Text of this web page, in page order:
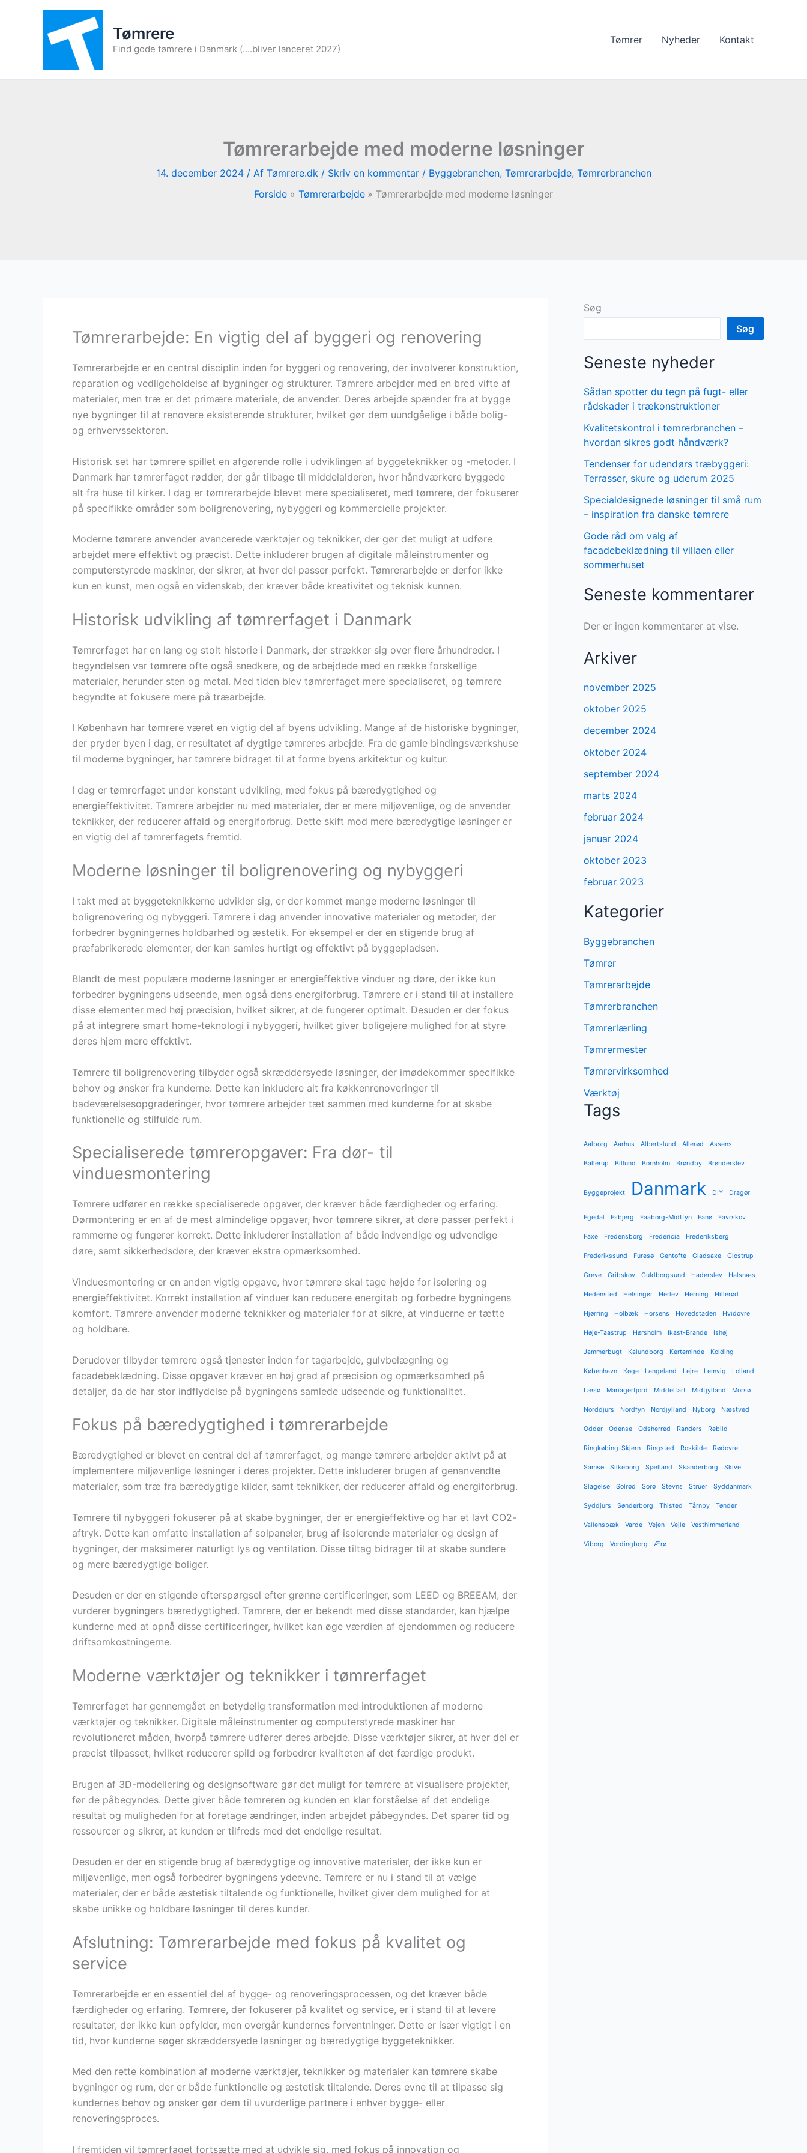
Tømrere
Find gode tømrere i Danmark (....bliver lanceret 2027)
Tømrer Nyheder Kontakt
Tømrerarbejde med moderne løsninger
14. december 2024 / Af Tømrere.dk / Skriv en kommentar / Byggebranchen, Tømrerarbejde, Tømrerbranchen
Forside
Tømrerarbejde Tømrerarbejde med moderne løsninger
Tømrerarbejde: En vigtig del af byggeri og renovering
Tømrerarbejde er en central disciplin inden for byggeri og renovering, der involverer konstruktion,
reparation og vedligeholdelse af bygninger og strukturer. Tømrere arbejder med en bred vifte af
materialer, men træ er det primære materiale, de anvender. Deres arbejde spænder fra at bygge
nye bygninger til at renovere eksisterende strukturer, hvilket gør dem uundgåelige i både bolig-
og erhvervssektoren.
Historisk set har tømrere spillet en afgørende rolle i udviklingen af byggeteknikker og -metoder. I
Danmark har tømrerfaget rødder, der går tilbage til middelalderen, hvor håndværkere byggede
alt fra huse til kirker. I dag er tømrerarbejde blevet mere specialiseret, med tømrere, der fokuserer
på specifikke områder som boligrenovering, nybyggeri og kommercielle projekter.
Moderne tømrere anvender avancerede værktøjer og teknikker, der gør det muligt at udføre
arbejdet mere effektivt og præcist. Dette inkluderer brugen af digitale måleinstrumenter og
computerstyrede maskiner, der sikrer, at hver del passer perfekt. Tømrerarbejde er derfor ikke
kun en kunst, men også en videnskab, der kræver både kreativitet og teknisk kunnen.
Historisk udvikling af tømrerfaget i Danmark
Tømrerfaget har en lang og stolt historie i Danmark, der strækker sig over flere århundreder. I
begyndelsen var tømrere ofte også snedkere, og de arbejdede med en række forskellige
materialer, herunder sten og metal. Med tiden blev tømrerfaget mere specialiseret, og tømrere
begyndte at fokusere mere på træarbejde.
I København har tømrere været en vigtig del af byens udvikling. Mange af de historiske bygninger,
der pryder byen i dag, er resultatet af dygtige tømreres arbejde. Fra de gamle bindingsværkshuse
til moderne bygninger, har tømrere bidraget til at forme byens arkitektur og kultur.
I dag er tømrerfaget under konstant udvikling, med fokus på bæredygtighed og
energieffektivitet. Tømrere arbejder nu med materialer, der er mere miljøvenlige, og de anvender
teknikker, der reducerer affald og energiforbrug. Dette skift mod mere bæredygtige løsninger er
en vigtig del af tømrerfagets fremtid.
Moderne løsninger til boligrenovering og nybyggeri
I takt med at byggeteknikkerne udvikler sig, er der kommet mange moderne løsninger til
boligrenovering og nybyggeri. Tømrere i dag anvender innovative materialer og metoder, der
forbedrer bygningernes holdbarhed og æstetik. For eksempel er der en stigende brug af
præfabrikerede elementer, der kan samles hurtigt og effektivt på byggepladsen.
Blandt de mest populære moderne løsninger er energieffektive vinduer og døre, der ikke kun
forbedrer bygningens udseende, men også dens energiforbrug. Tømrere er i stand til at installere
disse elementer med høj præcision, hvilket sikrer, at de fungerer optimalt. Desuden er der fokus
på at integrere smart home-teknologi i nybyggeri, hvilket giver boligejere mulighed for at styre
deres hjem mere effektivt.
Tømrere til boligrenovering tilbyder også skræddersyede løsninger, der imødekommer specifikke
behov og ønsker fra kunderne. Dette kan inkludere alt fra køkkenrenoveringer til
badeværelsesopgraderinger, hvor tømrere arbejder tæt sammen med kunderne for at skabe
funktionelle og stilfulde rum.
Specialiserede tømreropgaver: Fra dør- til
vinduesmontering
Tømrere udfører en række specialiserede opgaver, der kræver både færdigheder og erfaring.
Dørmontering er en af de mest almindelige opgaver, hvor tømrere sikrer, at døre passer perfekt i
rammerne og fungerer korrekt. Dette inkluderer installation af både indvendige og udvendige
døre, samt sikkerhedsdøre, der kræver ekstra opmærksomhed.
Vinduesmontering er en anden vigtig opgave, hvor tømrere skal tage højde for isolering og
energieffektivitet. Korrekt installation af vinduer kan reducere energitab og forbedre bygningens
komfort. Tømrere anvender moderne teknikker og materialer for at sikre, at vinduerne er tætte
og holdbare.
Derudover tilbyder tømrere også tjenester inden for tagarbejde, gulvbelægning og
facadebeklædning. Disse opgaver kræver en høj grad af præcision og opmærksomhed på
detaljer, da de har stor indflydelse på bygningens samlede udseende og funktionalitet.
Fokus på bæredygtighed i tømrerarbejde
Bæredygtighed er blevet en central del af tømrerfaget, og mange tømrere arbejder aktivt på at
implementere miljøvenlige løsninger i deres projekter. Dette inkluderer brugen af genanvendte
materialer, som træ fra bæredygtige kilder, samt teknikker, der reducerer affald og energiforbrug.
Tømrere til nybyggeri fokuserer på at skabe bygninger, der er energieffektive og har et lavt CO2-
aftryk. Dette kan omfatte installation af solpaneler, brug af isolerende materialer og design af
bygninger, der maksimerer naturligt lys og ventilation. Disse tiltag bidrager til at skabe sundere
og mere bæredygtige boliger.
Desuden er der en stigende efterspørgsel efter grønne certificeringer, som LEED og BREEAM, der
vurderer bygningers bæredygtighed. Tømrere, der er bekendt med disse standarder, kan hjælpe
kunderne med at opnå disse certificeringer, hvilket kan øge værdien af ejendommen og reducere
driftsomkostningerne.
Moderne værktøjer og teknikker i tømrerfaget
Tømrerfaget har gennemgået en betydelig transformation med introduktionen af moderne
værktøjer og teknikker. Digitale måleinstrumenter og computerstyrede maskiner har
revolutioneret måden, hvorpå tømrere udfører deres arbejde. Disse værktøjer sikrer, at hver del er
præcist tilpasset, hvilket reducerer spild og forbedrer kvaliteten af det færdige produkt.
Brugen af 3D-modellering og designsoftware gør det muligt for tømrere at visualisere projekter,
før de påbegyndes. Dette giver både tømreren og kunden en klar forståelse af det endelige
resultat og muligheden for at foretage ændringer, inden arbejdet påbegyndes. Det sparer tid og
ressourcer og sikrer, at kunden er tilfreds med det endelige resultat.
Desuden er der en stigende brug af bæredygtige og innovative materialer, der ikke kun er
miljøvenlige, men også forbedrer bygningens ydeevne. Tømrere er nu i stand til at vælge
materialer, der er både æstetisk tiltalende og funktionelle, hvilket giver dem mulighed for at
skabe unikke og holdbare løsninger til deres kunder.
Afslutning: Tømrerarbejde med fokus på kvalitet og
service
Tømrerarbejde er en essentiel del af bygge- og renoveringsprocessen, og det kræver både
færdigheder og erfaring. Tømrere, der fokuserer på kvalitet og service, er i stand til at levere
resultater, der ikke kun opfylder, men overgår kundernes forventninger. Dette er især vigtigt i en
tid, hvor kunderne søger skræddersyede løsninger og bæredygtige byggeteknikker.
Med den rette kombination af moderne værktøjer, teknikker og materialer kan tømrere skabe
bygninger og rum, der er både funktionelle og æstetisk tiltalende. Deres evne til at tilpasse sig
kundernes behov og ønsker gør dem til uvurderlige partnere i enhver bygge- eller
renoveringsproces.
I fremtiden vil tømrerfaget fortsætte med at udvikle sig, med fokus på innovation og
Søg
Søg
Seneste nyheder
Sådan spotter du tegn på fugt- eller
rådskader i trækonstruktioner
Kvalitetskontrol i tømrerbranchen –
hvordan sikres godt håndværk?
Tendenser for udendørs træbyggeri:
Terrasser, skure og uderum 2025
Specialdesignede løsninger til små rum
– inspiration fra danske tømrere
Gode råd om valg af
facadebeklædning til villaen eller
sommerhuset
Seneste kommentarer
Der er ingen kommentarer at vise.
Arkiver
november 2025
oktober 2025
december 2024
oktober 2024
september 2024
marts 2024
februar 2024
januar 2024
oktober 2023
februar 2023
Kategorier
Byggebranchen
Tømrer
Tømrerarbejde
Tømrerbranchen
Tømrerlærling
Tømrermester
Tømrervirksomhed
Værktøj
Tags
Aalborg Aarhus Albertslund Allerød Assens
Ballerup Billund Bornholm Brøndby Brønderslev
Byggeprojekt Danmark DIY Dragør
Egedal Esbjerg Faaborg-Midtfyn Fanø Favrskov
Faxe Fredensborg Fredericia Frederiksberg
Frederikssund Furesø Gentofte Gladsaxe Glostrup
Greve Gribskov Guldborgsund Haderslev Halsnæs
Hedensted Helsingør Herlev Herning Hillerød
Hjørring Holbæk Horsens Hovedstaden Hvidovre
Høje-Taastrup Hørsholm Ikast-Brande Ishøj
Jammerbugt Kalundborg Kerteminde Kolding
København Køge Langeland Lejre Lemvig Lolland
Læsø Mariagerfjord Middelfart Midtjylland Morsø
Norddjurs Nordfyn Nordjylland Nyborg Næstved
Odder Odense Odsherred Randers Rebild
Ringkøbing-Skjern Ringsted Roskilde Rødovre
Samsø Silkeborg Sjælland Skanderborg Skive
Slagelse Solrød Sorø Stevns Struer Syddanmark
Syddjurs Sønderborg Thisted Tårnby Tønder
Vallensbæk Varde Vejen Vejle Vesthimmerland
Viborg Vordingborg Ærø